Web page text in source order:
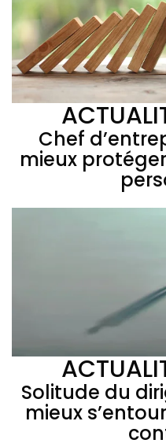
Chef
mieux
Solitude du
mieux